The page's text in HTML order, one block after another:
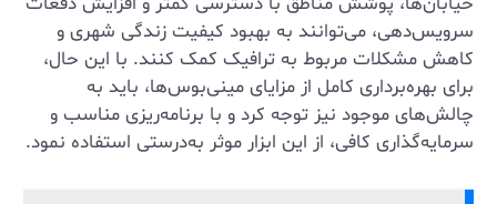
سرویس‌دهی، می‌توانند به بهبود کیفیت زندگی شهری و
کاهش مشکلات مربوط به ترافیک کمک کنند. با این حال،
برای بهره‌برداری کامل از مزایای مینی‌بوس‌ها، باید به
چالش‌های موجود نیز توجه کرد و با برنامه‌ریزی مناسب و
سرمایه‌گذاری کافی، از این ابزار موثر به‌درستی استفاده نمود.